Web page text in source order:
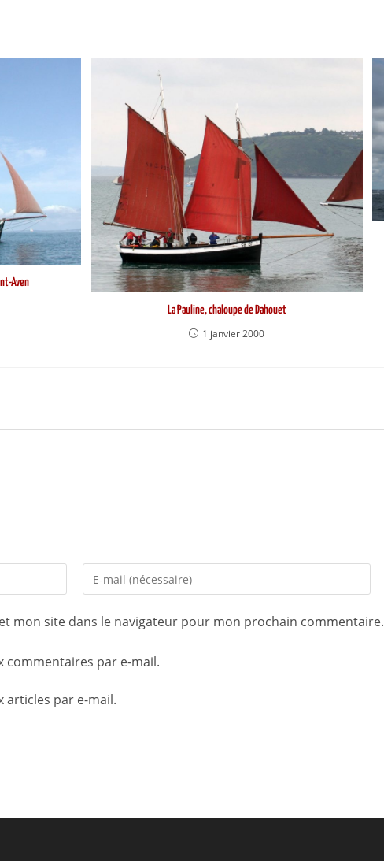
Aven
La Pauline, chaloupe de Dahouet
1 janvier 2000
mon site dans le navigateur pour mon prochain commentaire.
commentaires par e-mail.
articles par e-mail.